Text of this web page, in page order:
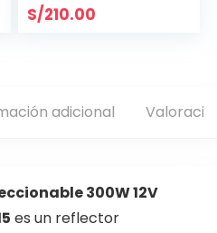
S/210.00
adicional
300W 12V
es un reflector